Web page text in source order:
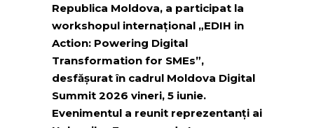
Republica Moldova, a participat la
workshopul internațional „EDIH in
Action: Powering Digital
Transformation for SMEs”,
desfășurat în cadrul Moldova Digital
Summit 2026 vineri, 5 iunie.
Evenimentul a reunit reprezentanți ai